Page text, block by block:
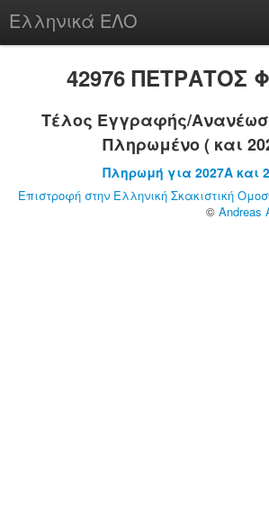
Ελληνικά ΕΛΟ
chesstu.be @ discord
42976 ΠΕΤΡΑΤΟΣ
Τέλος Εγγραφής/
Πληρωμένο ( και
Πληρωμή για 2027A και
Επιστροφή στην Ελληνική Σκακιστική
© Andreas